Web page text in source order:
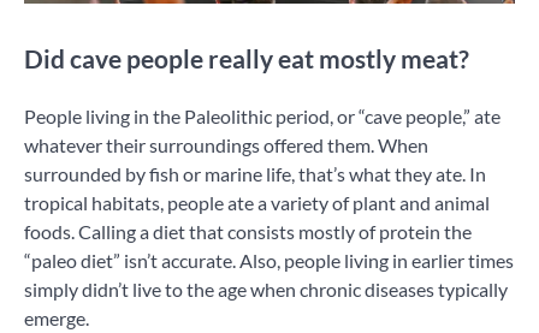
Did cave people really eat mostly meat?
People living in the Paleolithic period, or “cave people,” ate
whatever their surroundings offered them. When
surrounded by fish or marine life, that’s what they ate. In
tropical habitats, people ate a variety of plant and animal
foods. Calling a diet that consists mostly of protein the
“paleo diet” isn’t accurate. Also, people living in earlier times
simply didn’t live to the age when chronic diseases typically
emerge.